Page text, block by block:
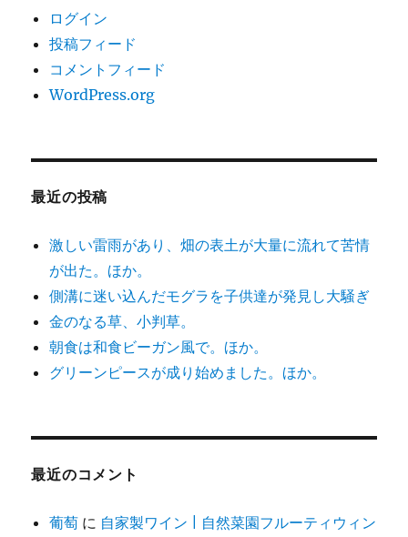
ログイン
投稿フィード
コメントフィード
WordPress.org
最近の投稿
激しい雷雨があり、畑の表土が大量に流れて苦情
が出た。ほか。
側溝に迷い込んだモグラを子供達が発見し大騒ぎ
金のなる草、小判草。
朝食は和食ビーガン風で。ほか。
グリーンピースが成り始めました。ほか。
最近のコメント
葡萄 に 自家製ワイン | 自然菜園フルーティウィン